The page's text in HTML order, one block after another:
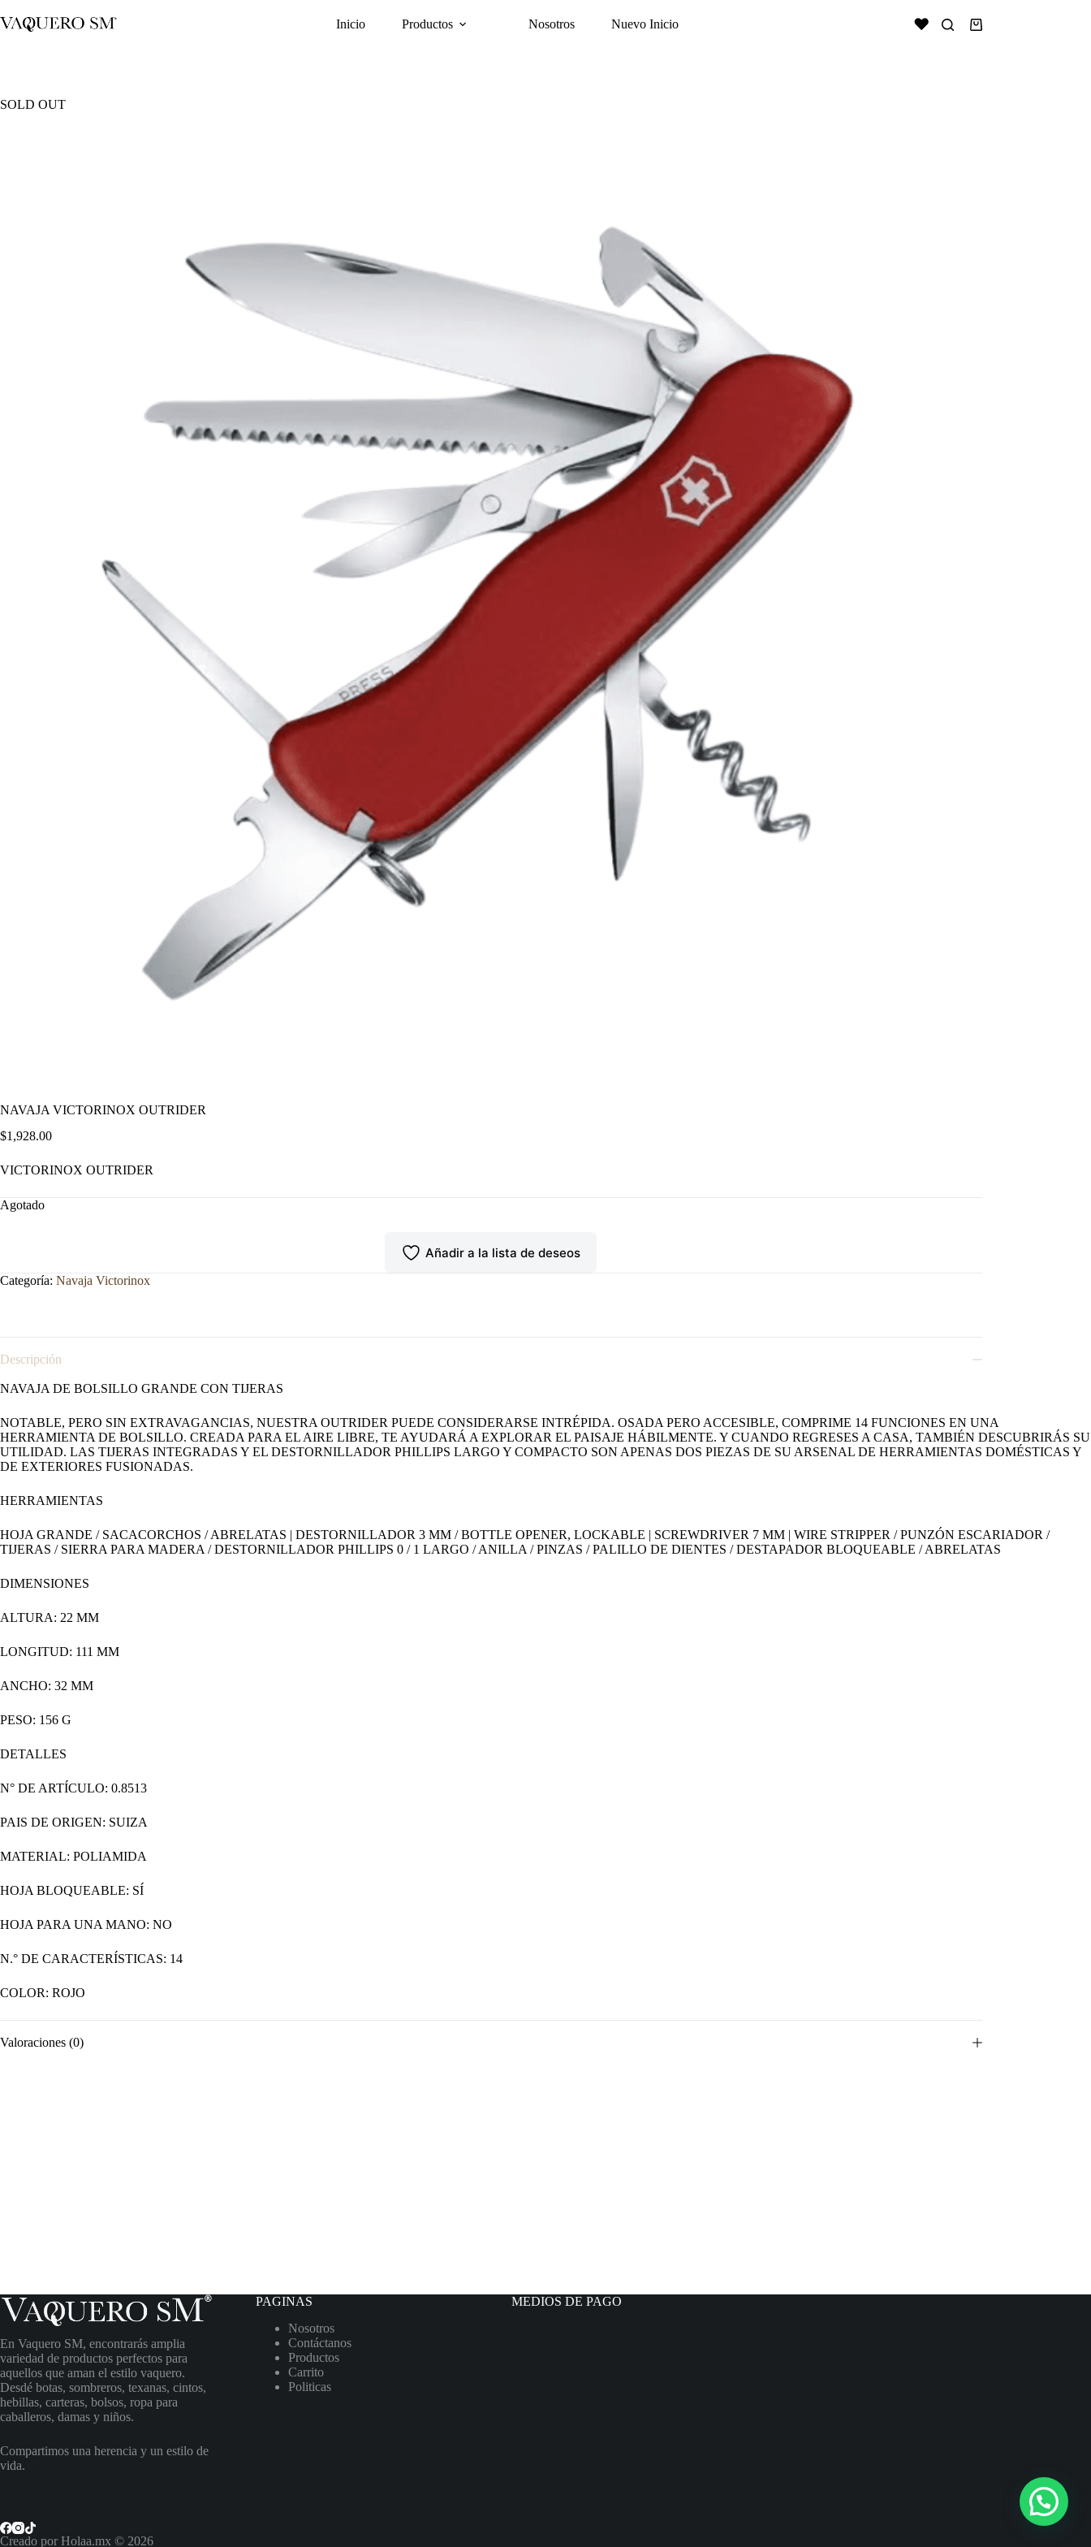
al
contenido
Inicio Productos Nosotros Nuevo Inicio
Shopping
SOLD OUT
NAVAJA VICTORINOX OUTRIDER
$1,928.00
VICTORINOX OUTRIDER
Agotado
Añadir a la lista de deseos
Categoría: Navaja Victorinox
Descripción
NAVAJA DE BOLSILLO GRANDE CON TIJERAS
NOTABLE, PERO SIN EXTRAVAGANCIAS, NUESTRA OUTRIDER PUEDE CONSIDERARSE INTRÉPIDA. OSADA PERO ACCESIBLE, COMPRIME 14 FUNCIONES EN UNA
HERRAMIENTA DE BOLSILLO. CREADA PARA EL AIRE LIBRE, TE AYUDARÁ A EXPLORAR EL PAISAJE HÁBILMENTE. Y CUANDO REGRESES A CASA, TAMBIÉN DESCUBRIRÁS SU
UTILIDAD. LAS TIJERAS INTEGRADAS Y EL DESTORNILLADOR PHILLIPS LARGO Y COMPACTO SON APENAS DOS PIEZAS DE SU ARSENAL DE HERRAMIENTAS DOMÉSTICAS Y
DE EXTERIORES FUSIONADAS.
HERRAMIENTAS
HOJA GRANDE / SACACORCHOS / ABRELATAS | DESTORNILLADOR 3 MM / BOTTLE OPENER, LOCKABLE | SCREWDRIVER 7 MM | WIRE STRIPPER / PUNZÓN ESCARIADOR /
TIJERAS / SIERRA PARA MADERA / DESTORNILLADOR PHILLIPS 0 / 1 LARGO / ANILLA / PINZAS / PALILLO DE DIENTES / DESTAPADOR BLOQUEABLE / ABRELATAS
DIMENSIONES
ALTURA: 22 MM
LONGITUD: 111 MM
ANCHO: 32 MM
PESO: 156 G
DETALLES
N° DE ARTÍCULO: 0.8513
PAIS DE ORIGEN: SUIZA
MATERIAL: POLIAMIDA
HOJA BLOQUEABLE: SÍ
HOJA PARA UNA MANO: NO
N.° DE CARACTERÍSTICAS: 14
COLOR: ROJO
Valoraciones (0)
En Vaquero SM, encontrarás amplia
variedad de productos perfectos para
aquellos que aman el estilo vaquero.
Desdé botas, sombreros, texanas, cintos,
hebillas, carteras, bolsos, ropa para
caballeros, damas y niños.
Compartimos una herencia y un estilo de
vida.
PAGINAS
Nosotros
Contáctanos
Productos
Carrito
Politicas
MEDIOS DE PAGO
Creado por Holaa.mx © 2026